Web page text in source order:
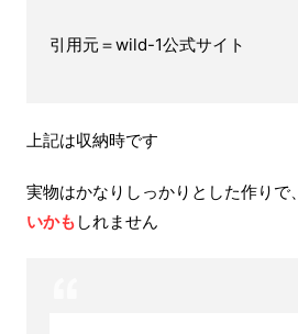
引用元＝wild-1公式サイト
上記は収納時です
実物はかなりしっかりとした作りで、
いかも しれません